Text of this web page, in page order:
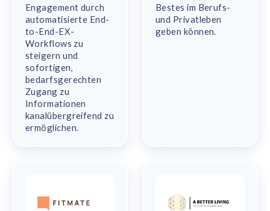
Engagement durch
automatisierte End-
to-End-EX-
Workflows zu
steigern und
sofortigen,
bedarfsgerechten
Zugang zu
Informationen
kanalübergreifend zu
ermöglichen.
Bestes im Berufs-
und Privatleben
geben können.